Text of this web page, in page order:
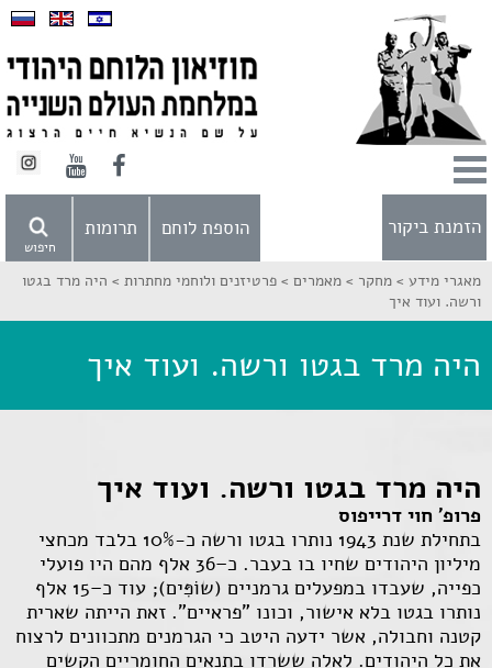
הזמנת ביקור
חיפוש
הוספת לוחם תרומות
מאגרי מידע > מחקר > מאמרים > פרטיזנים ולוחמי מחתרות > היה מרד בגטו
ורשה. ועוד איך
היה מרד בגטו ורשה. ועוד איך
היה מרד בגטו ורשה. ועוד איך
פרופ' חוי דרייפוס
בתחילת שנת 1943 נותרו בגטו ורשה כ-10% בלבד מכחצי
מיליון היהודים שחיו בו בעבר. כ–36 אלף מהם היו פועלי
כפייה, שעבדו במפעלים גרמניים (שוֹפִּים); עוד כ–15 אלף
נותרו בגטו בלא אישור, וכונו "פראיים". זאת הייתה שארית
קטנה וחבולה, אשר ידעה היטב כי הגרמנים מתכוונים לרצוח
את כל היהודים. לאלה ששרדו בתנאים החומריים הקשים